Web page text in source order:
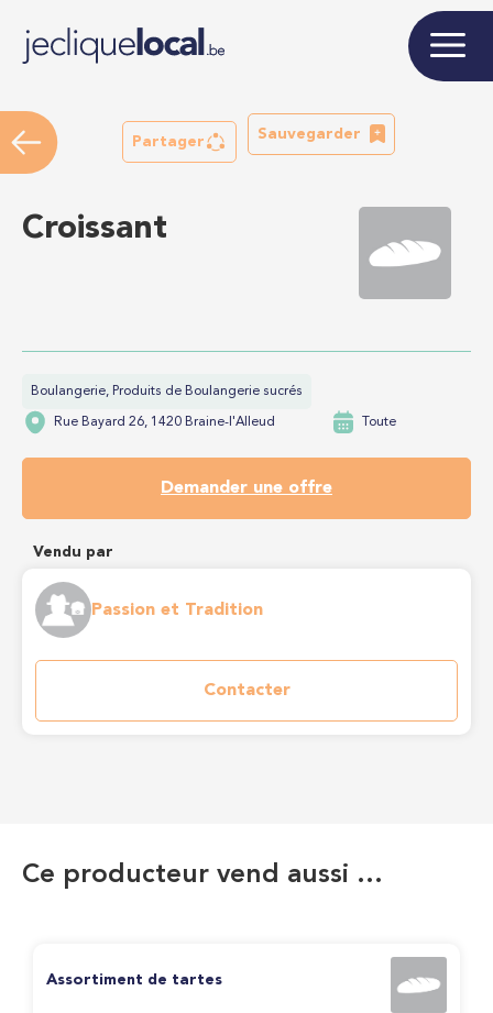
Partager
Sauvegarder
Croissant
Boulangerie, Produits de Boulangerie sucrés
Rue Bayard 26, 1420 Braine-l'Alleud Toute
Demander une offre
Vendu par
Passion et Tradition
Contacter
Ce producteur vend aussi …
Assortiment de tartes